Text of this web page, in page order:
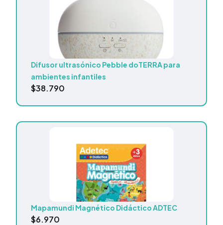
Difusor ultrasónico Pebble doTERRA para
ambientes infantiles
$38.790
Mapamundi Magnético Didáctico ADTEC
$6.970